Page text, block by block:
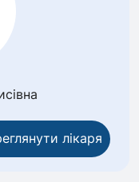
лікаря